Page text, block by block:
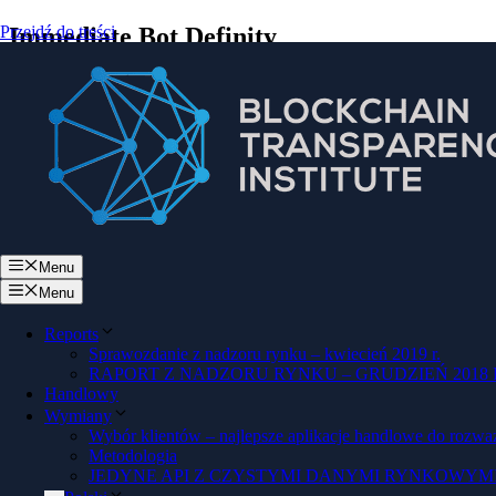
Przejdź do treści
Menu
Menu
Reports
Sprawozdanie z nadzoru rynku – kwiecień 2019 r.
RAPORT Z NADZORU RYNKU – GRUDZIEŃ 2018
Handlowy
Wymiany
Wybór klientów – najlepsze aplikacje handlowe do
Metodologia
JEDYNE API Z CZYSTYMI DANYMI
Immediate Bot Definity